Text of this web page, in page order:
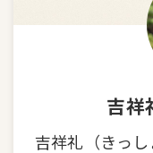
吉祥
吉祥礼（きっ